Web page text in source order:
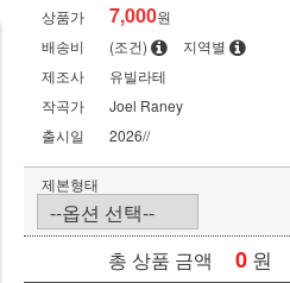
상품가 7,000원
배송비
(조건)
지역별
제조사
유빌라테
작곡가
Joel Raney
출시일
2026//
제본형태
총 상품 금액 0 원